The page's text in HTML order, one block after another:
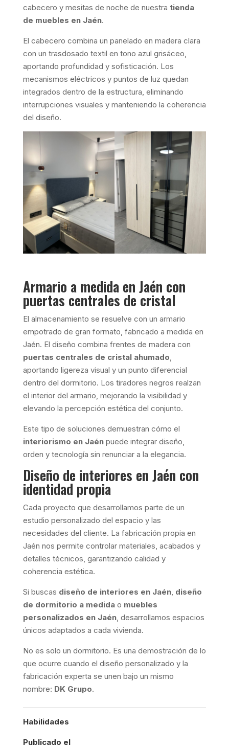
cabecero y mesitas de noche de nuestra tienda
de muebles en Jaén.
El cabecero combina un panelado en madera clara
con un trasdosado textil en tono azul grisáceo,
aportando profundidad y sofisticación. Los
mecanismos eléctricos y puntos de luz quedan
integrados dentro de la estructura, eliminando
interrupciones visuales y manteniendo la coherencia
del diseño.
Armario a medida en Jaén con
puertas centrales de cristal
El almacenamiento se resuelve con un armario
empotrado de gran formato, fabricado a medida en
Jaén. El diseño combina frentes de madera con
puertas centrales de cristal ahumado,
aportando ligereza visual y un punto diferencial
dentro del dormitorio. Los tiradores negros realzan
el interior del armario, mejorando la visibilidad y
elevando la percepción estética del conjunto.
Este tipo de soluciones demuestran cómo el
interiorismo en Jaénpuede integrar diseño,
orden y tecnología sin renunciar a la elegancia.
Diseño de interiores en Jaén con
identidad propia
Cada proyecto que desarrollamos parte de un
estudio personalizado del espacio y las
necesidades del cliente. La fabricación propia en
Jaén nos permite controlar materiales, acabados y
detalles técnicos, garantizando calidad y
coherencia estética.
Si buscas diseño de interiores en Jaén, diseño
de dormitorio a medidao muebles
personalizados en Jaén, desarrollamos espacios
únicos adaptados a cada vivienda.
No es solo un dormitorio. Es una demostración de lo
que ocurre cuando el diseño personalizado y la
fabricación experta se unen bajo un mismo
nombre: DK Grupo.
Habilidades
Publicado el